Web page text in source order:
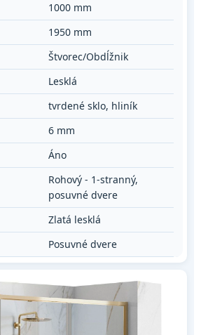
1000 mm
1950 mm
Štvorec/Obdĺžnik
Lesklá
tvrdené sklo, hliník
6 mm
Áno
Rohový - 1-stranný,
posuvné dvere
Zlatá lesklá
Posuvné dvere